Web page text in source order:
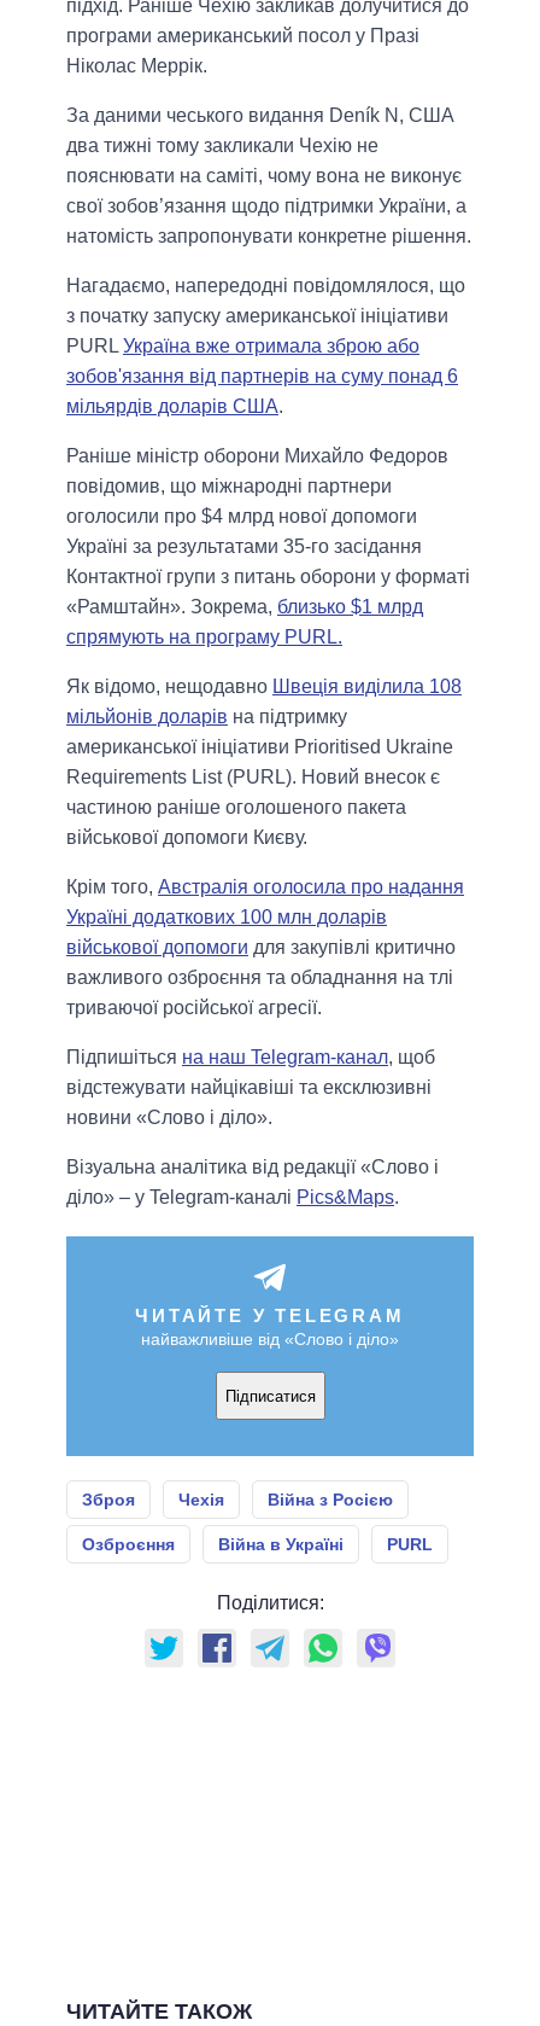
підхід. Раніше Чехію закликав долучитися до
програми американський посол у Празі
Ніколас Меррік.
За даними чеського видання Deník N, США
два тижні тому закликали Чехію не
пояснювати на саміті, чому вона не виконує
свої зобов’язання щодо підтримки України, а
натомість запропонувати конкретне рішення.
Нагадаємо, напередодні повідомлялося, що
з початку запуску американської ініціативи
PURL Україна вже отримала зброю або
зобов'язання від партнерів на суму понад 6
мільярдів доларів США.
Раніше міністр оборони Михайло Федоров
повідомив, що міжнародні партнери
оголосили про $4 млрд нової допомоги
Україні за результатами 35-го засідання
Контактної групи з питань оборони у форматі
«Рамштайн». Зокрема, близько $1 млрд
спрямують на програму PURL.
Як відомо, нещодавно Швеція виділила 108
мільйонів доларів на підтримку
американської ініціативи Prioritised Ukraine
Requirements List (PURL). Новий внесок є
частиною раніше оголошеного пакета
військової допомоги Києву.
Крім того, Австралія оголосила про надання
Україні додаткових 100 млн доларів
військової допомоги для закупівлі критично
важливого озброєння та обладнання на тлі
триваючої російської агресії.
Підпишіться на наш Telegram-канал, щоб
відстежувати найцікавіші та ексклюзивні
новини «Слово і діло».
Візуальна аналітика від редакції «Слово і
діло» – у Telegram-каналі Pics&Maps.
ЧИТАЙТЕ У TELEGRAM
найважливіше від «Слово і діло»
Підписатися
Зброя Чехія Війна з Росією
Озброєння Війна в Україні PURL
Поділитися:
ЧИТАЙТЕ ТАКОЖ